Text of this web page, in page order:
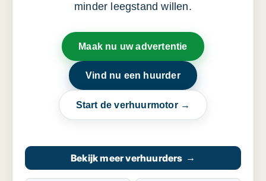
minder leegstand willen.
Maak nu uw advertentie
Vind nu een huurder
Start de verhuurmotor →
Bekijk meer verhuurders →